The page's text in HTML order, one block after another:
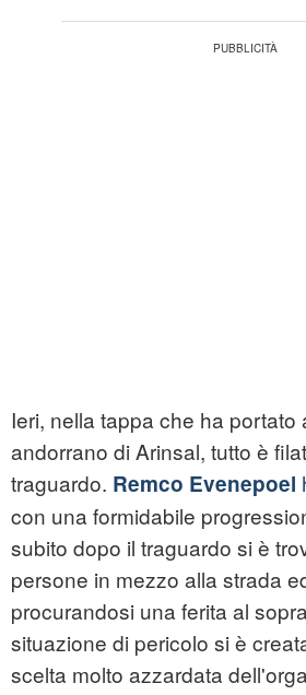
Ieri, nella tappa che ha portato
andorrano di Arinsal, tutto è
traguardo. Remco Evenepoel
con una formidabile
subito dopo il traguardo si è
persone in mezzo alla strada
procurandosi una ferita al
situazione di pericolo si è
scelta molto azzardata